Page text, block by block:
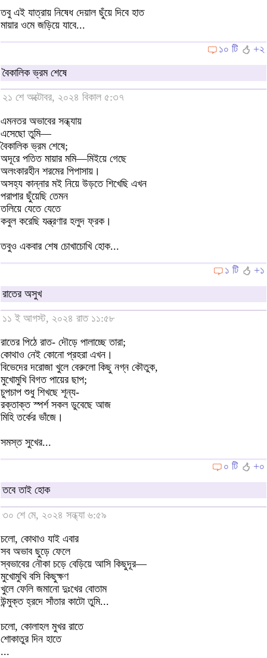
তবু এই যাত্রায় নিষেধ দেয়াল ছুঁয়ে দিবে হাত
মায়ার ওমে জড়িয়ে যাবে...
১০ টি
+২
বৈকালিক ভ্রম শেষে
২১ শে অক্টোবর, ২০২৪ বিকাল ৫:৩৭
এমনতর অভাবের সন্ধ্যায়
এসেছো তুমি—
বৈকালিক ভ্রম শেষে;
অদূরে পতিত মায়ার মমি—মিইয়ে গেছে
অলংকারহীন শরমের পিপাসায়।
অসহ্য কান্নার মই নিয়ে উড়তে শিখেছি এখন
পরাপার ছুঁয়েছি তেমন
তলিয়ে যেতে যেতে
কবুল করেছি যন্ত্রণার হলুদ ফ্রক।
তবুও একবার শেষ চোখাচোখি হোক...
১ টি
+১
রাতের অসুখ
১১ ই আগস্ট, ২০২৪ রাত ১১:৫৮
রাতের পিঠে রাত- দৌড়ে পালাচ্ছে তারা;
কোথাও নেই কোনো প্রহরা এখন।
বিভেদের দরোজা খুলে বেরুলো কিছু নগ্ন কৌতুক,
মুখোমুখি বিগত পায়ের ছাপ;
চুপচাপ শুধু শিখছে শূন্য-
রক্তাক্ত স্পর্শ সকল ডুবেছে আজ
মিহি তর্কের ভাঁজে।
সমস্ত সুখের...
০ টি
+০
তবে তাই হোক
৩০ শে মে, ২০২৪ সন্ধ্যা ৬:৫৯
চলো, কোথাও যাই এবার
সব অভাব ছুড়ে ফেলে
স্বভাবের নৌকা চড়ে বেড়িয়ে আসি কিছুদূর―
মুখোমুখি বসি কিছুক্ষণ
খুলে ফেলি জমানো দুঃখের বোতাম
উন্মুক্ত হ্রদে সাঁতার কাটো তুমি...
চলো, কোলাহল মুখর রাতে
শোকাতুর দিন হাতে
...